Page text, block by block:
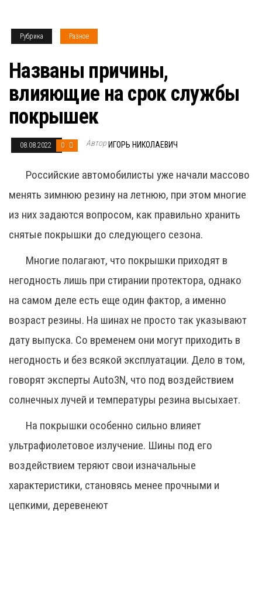
Рубрика Разное
Названы причины,
влияющие на срок службы
покрышек
08.08.2022 0 Автор ИГОРЬ НИКОЛАЕВИЧ
Российские автомобилисты уже начали массово
менять зимнюю резину на летнюю, при этом многие
из них задаются вопросом, как правильно хранить
снятые покрышки до следующего сезона.
Многие полагают, что покрышки приходят в
негодность лишь при стирании протектора, однако
на самом деле есть еще один фактор, а именно
возраст резины. На шинах не просто так указывают
дату выпуска. Со временем они могут приходить в
негодность и без всякой эксплуатации. Дело в том,
говорят эксперты Auto3N, что под воздействием
солнечных лучей и температуры резина высыхает.
На покрышки особенно сильно влияет
ультрафиолетовое излучение. Шины под его
воздействием теряют свои изначальные
характеристики, становясь менее прочными и
цепкими, деревенеют